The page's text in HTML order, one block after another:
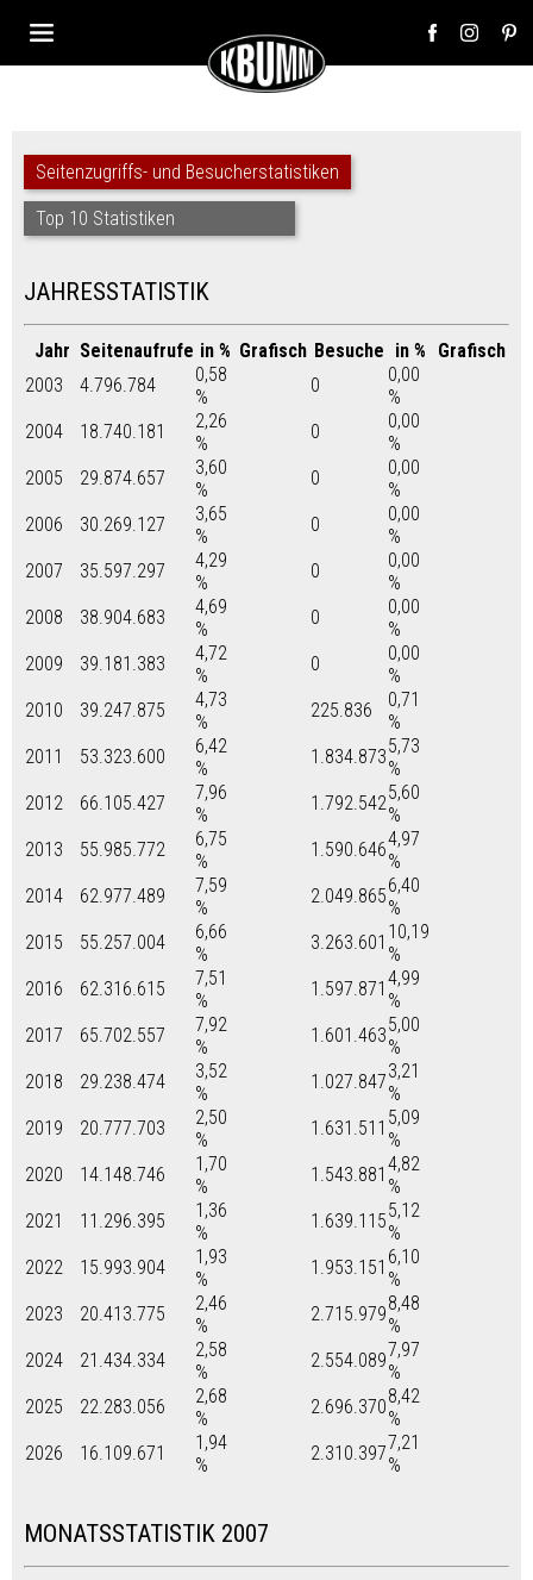
Seitenzugriffs- und Besucherstatistiken
Top 10 Statistiken
JAHRESSTATISTIK
Jahr Seitenaufrufe in % Grafisch Besuche in %
Grafisch
2003
4.796.784
0,58
%
0
0,00
%
2004
18.740.181
2,26
%
0
0,00
%
2005
29.874.657
3,60
%
0
0,00
%
2006
30.269.127
3,65
%
0
0,00
%
2007
35.597.297
4,29
%
0
0,00
%
2008
38.904.683
4,69
%
0
0,00
%
2009
39.181.383
4,72
%
0
0,00
%
2010
39.247.875
4,73
%
225.836
0,71
%
2011
53.323.600
6,42
%
1.834.8735,73
%
2012
66.105.427
7,96
%
1.792.5425,60
%
2013
55.985.772
6,75
%
1.590.6464,97
%
2014
62.977.489
7,59
%
2.049.8656,40
%
2015
55.257.004
6,66
%
3.263.601 10,19
%
2016
62.316.615
7,51
%
1.597.871 4,99
%
2017
65.702.557
7,92
%
1.601.4635,00
%
2018
29.238.474
3,52
%
1.027.8473,21
%
2019
20.777.703
2,50
%
1.631.511 5,09
%
2020
14.148.746
1,70
%
1.543.881 4,82
%
2021
11.296.395
1,36
%
1.639.1155,12
%
2022
15.993.904
1,93
%
1.953.151 6,10
%
2023
20.413.775
2,46
%
2.715.9798,48
%
2024
21.434.334
2,58
%
2.554.0897,97
%
2025
22.283.056
2,68
%
2.696.3708,42
%
2026
16.109.671
1,94
%
2.310.3977,21
%
MONATSSTATISTIK 2007